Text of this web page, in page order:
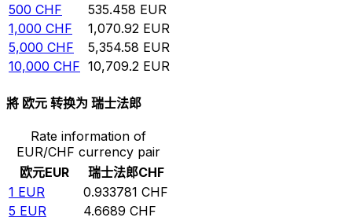
500 CHF 535.458 EUR
1,000 CHF 1,070.92 EUR
5,000 CHF 5,354.58 EUR
10,000 CHF 10,709.2 EUR
將 欧元 转换为 瑞士法郎
Rate information of
EUR/CHF currency pair
欧元EUR 瑞士法郎CHF
1 EUR 0.933781 CHF
5 EUR 4.6689 CHF